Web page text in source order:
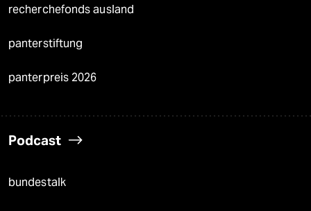
recherchefonds ausland
panterstiftung
panterpreis 2026
Podcast
bundestalk